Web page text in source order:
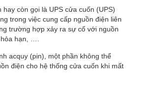
hay còn gọi là UPS cửa cuốn (UPS)
trong việc cung cấp nguồn điện liên
trường hợp xảy ra sự cố với nguồn
hạn, ….
acquy (pin), một phần không thể
điện cho hệ thống cửa cuốn khi mất